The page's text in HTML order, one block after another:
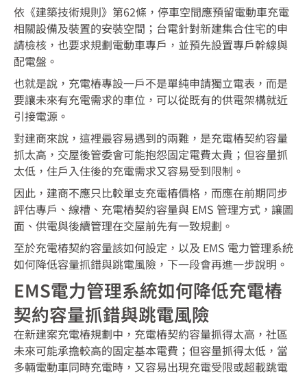
依《建築技術規則》第62條，停車空間應預留電動車充電
相關設備及裝置的安裝空間；台電針對新建集合住宅的申
請檢核，也要求規劃電動車專戶，並預先設置專戶幹線與
配電盤。
也就是說，充電樁專設一戶不是單純申請獨立電表，而是
要讓未來有充電需求的車位，可以從既有的供電架構就近
引接電源。
對建商來說，這裡最容易遇到的兩難，是充電樁契約容量
抓太高，交屋後管委會可能抱怨固定電費太貴；但容量抓
太低，住戶入住後的充電需求又容易受到限制。
因此，建商不應只比較單支充電樁價格，而應在前期同步
評估專戶、線槽、充電樁契約容量與 EMS 管理方式，讓圖
面、供電與後續管理在交屋前先有一致規劃。
至於充電樁契約容量該如何設定，以及 EMS 電力管理系統
如何降低容量抓錯與跳電風險，下一段會再進一步說明。
EMS電力管理系統如何降低充電樁
契約容量抓錯與跳電風險
在新建案充電樁規劃中，充電樁契約容量抓得太高，社區
未來可能承擔較高的固定基本電費；但容量抓得太低，當
多輛電動車同時充電時，又容易出現充電受限或超載跳電